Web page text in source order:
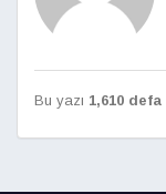
Bu yazı 1,610 defa